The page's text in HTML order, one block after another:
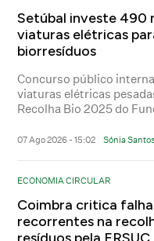
Setúbal investe 490
viaturas elétricas
biorresíduos
Concurso público
viaturas elétricas
Recolha Bio 2025 do
07 Ago 2026 - 15:02 Sónia
ECONOMIA CIRCULAR
Coimbra critica
recorrentes na
resíduos pela ERSUC